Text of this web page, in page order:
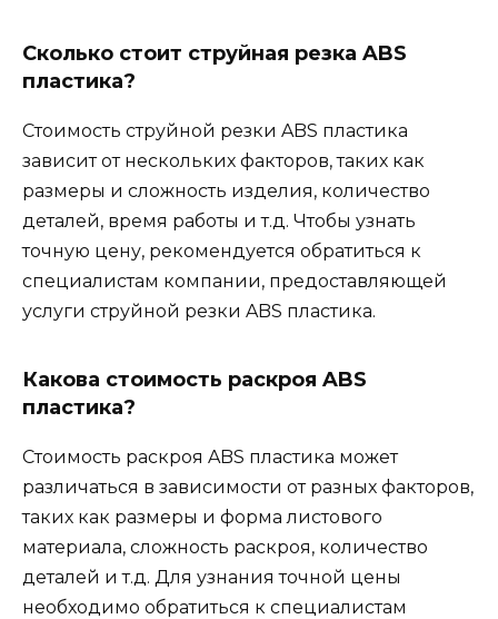
Сколько стоит струйная резка ABS
пластика?
Стоимость струйной резки ABS пластика
зависит от нескольких факторов, таких как
размеры и сложность изделия, количество
деталей, время работы и т.д. Чтобы узнать
точную цену, рекомендуется обратиться к
специалистам компании, предоставляющей
услуги струйной резки ABS пластика.
Какова стоимость раскроя ABS
пластика?
Стоимость раскроя ABS пластика может
различаться в зависимости от разных факторов,
таких как размеры и форма листового
материала, сложность раскроя, количество
деталей и т.д. Для узнания точной цены
необходимо обратиться к специалистам